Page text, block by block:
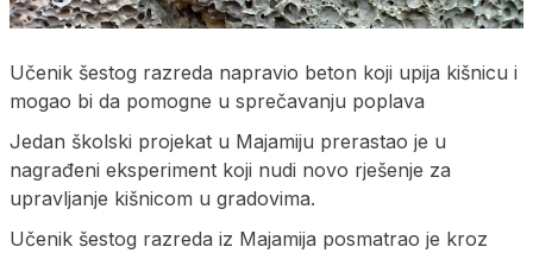
Učenik šestog razreda napravio beton koji upija kišnicu i
mogao bi da pomogne u sprečavanju poplava
Jedan školski projekat u Majamiju prerastao je u
nagrađeni eksperiment koji nudi novo rješenje za
upravljanje kišnicom u gradovima.
Učenik šestog razreda iz Majamija posmatrao je kroz